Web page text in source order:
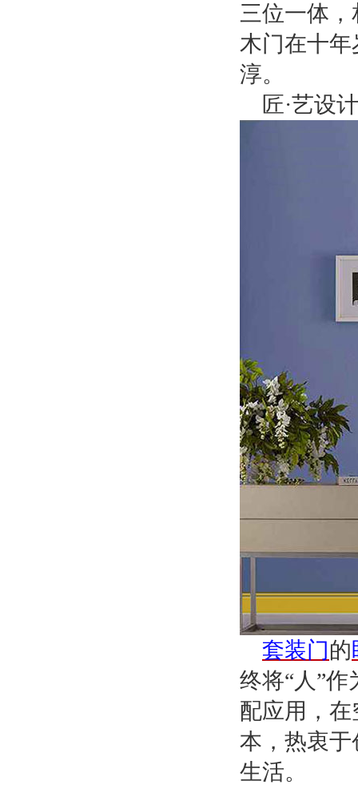
三位一体
木门在十
淳。
匠·艺设计
套装门的
终将“人”
配应用，
本，热衷
生活。